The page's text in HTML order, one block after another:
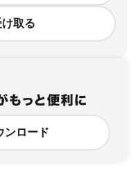
取る
ンロード